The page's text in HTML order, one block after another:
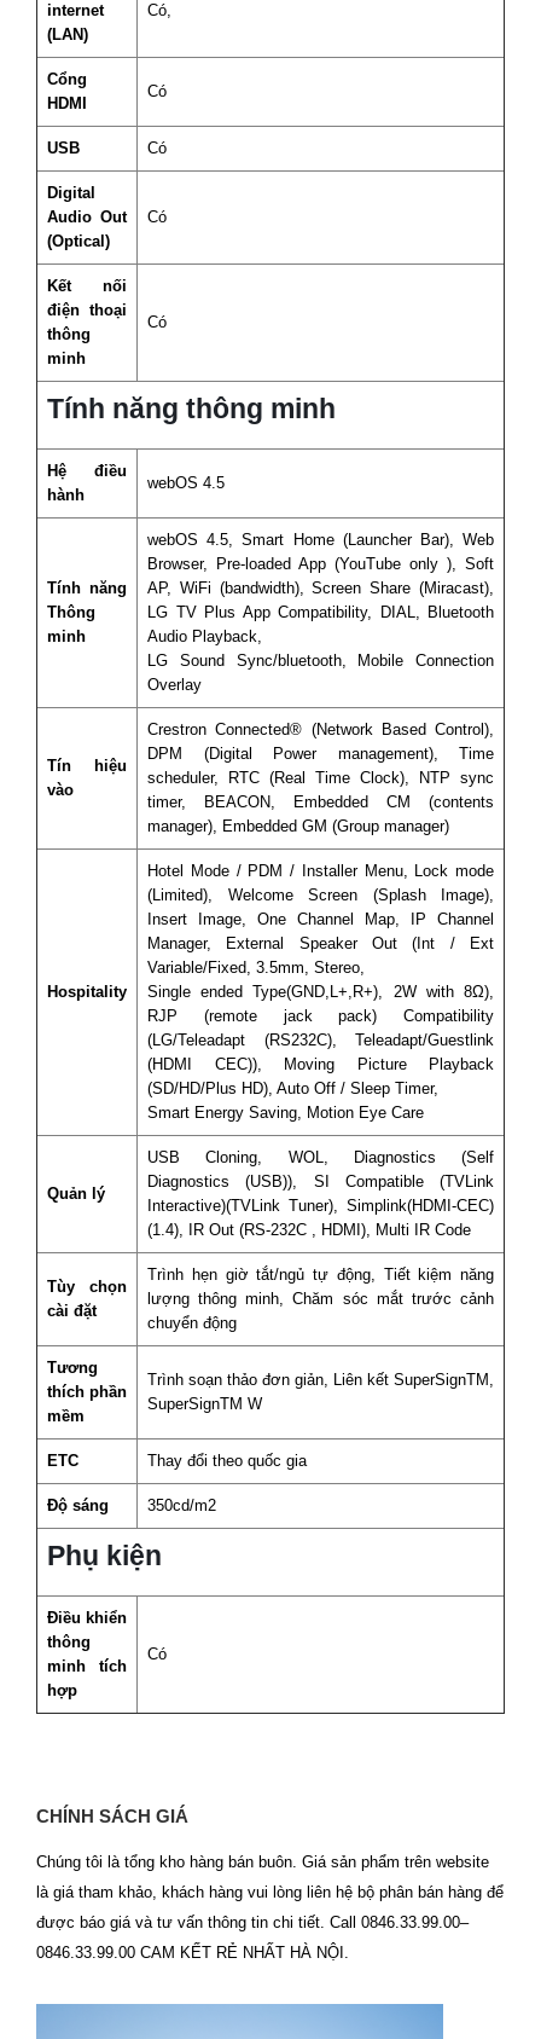
internet
(LAN)
Có,
Cổng
HDMI
Có
USB Có
Digital
Audio Out
(Optical)
Có
Kết nối
điện thoại
thông
minh
Có
Tính năng thông minh
Hệ điều
hành
webOS 4.5
Tính năng
Thông
minh
webOS 4.5, Smart Home (Launcher Bar), Web
Browser, Pre-loaded App (YouTube only ), Soft
AP, WiFi (bandwidth), Screen Share (Miracast),
LG TV Plus App Compatibility, DIAL, Bluetooth
Audio Playback,
LG Sound Sync/bluetooth, Mobile Connection
Overlay
Tín hiệu
vào
Crestron Connected® (Network Based Control),
DPM (Digital Power management), Time
scheduler, RTC (Real Time Clock), NTP sync
timer, BEACON, Embedded CM (contents
manager), Embedded GM (Group manager)
Hospitality
Hotel Mode / PDM / Installer Menu, Lock mode
(Limited), Welcome Screen (Splash Image),
Insert Image, One Channel Map, IP Channel
Manager, External Speaker Out (Int / Ext
Variable/Fixed, 3.5mm, Stereo,
Single ended Type(GND,L+,R+), 2W with 8Ω),
RJP (remote jack pack) Compatibility
(LG/Teleadapt (RS232C), Teleadapt/Guestlink
(HDMI CEC)), Moving Picture Playback
(SD/HD/Plus HD), Auto Off / Sleep Timer,
Smart Energy Saving, Motion Eye Care
Quản lý
USB Cloning, WOL, Diagnostics (Self
Diagnostics (USB)), SI Compatible (TVLink
Interactive)(TVLink Tuner), Simplink(HDMI-CEC)
(1.4), IR Out (RS-232C , HDMI), Multi IR Code
Tùy chọn
cài đặt
Trình hẹn giờ tắt/ngủ tự động, Tiết kiệm năng
lượng thông minh, Chăm sóc mắt trước cảnh
chuyển động
Tương
thích phần
mềm
Trình soạn thảo đơn giản, Liên kết SuperSignTM,
SuperSignTM W
ETC Thay đổi theo quốc gia
Độ sáng 350cd/m2
Phụ kiện
Điều khiển
thông
minh tích
hợp
Có
CHÍNH SÁCH GIÁ
Chúng tôi là tổng kho hàng bán buôn. Giá sản phẩm trên website
là giá tham khảo, khách hàng vui lòng liên hệ bộ phân bán hàng để
được báo giá và tư vấn thông tin chi tiết. Call 0846.33.99.00–
0846.33.99.00 CAM KẾT RẺ NHẤT HÀ NỘI.